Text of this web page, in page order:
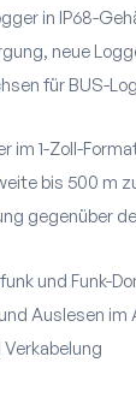
in IP68-
neue
für BUS-
im 1-Zoll-
bis 500 m
gegenüber
und Funk-
Auslesen
Verkabelung